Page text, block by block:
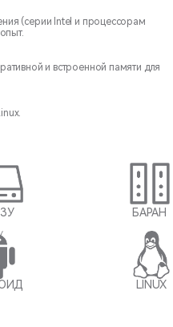
(серии Intel и процессорам
и встроенной памяти для
БАРАН
LINUX